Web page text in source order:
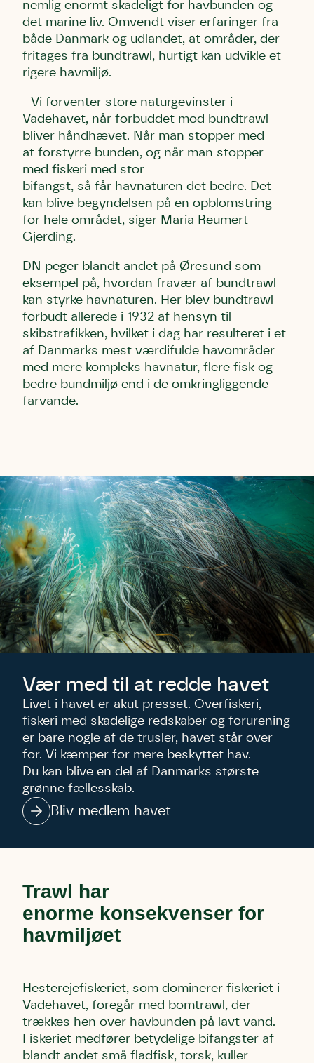
nemlig enormt skadeligt for havbunden og
det marine liv. Omvendt viser erfaringer fra
både Danmark og udlandet, at områder, der
fritages fra bundtrawl, hurtigt kan udvikle et
rigere havmiljø.
- Vi forventer store naturgevinster i
Vadehavet, når forbuddet mod bundtrawl
bliver håndhævet. Når man stopper med
at forstyrre bunden, og når man stopper
med fiskeri med stor
bifangst, så får havnaturen det bedre. Det
kan blive begyndelsen på en opblomstring
for hele området, siger Maria Reumert
Gjerding.
DN peger blandt andet på Øresund som
eksempel på, hvordan fravær af bundtrawl
kan styrke havnaturen. Her blev bundtrawl
forbudt allerede i 1932 af hensyn til
skibstrafikken, hvilket i dag har resulteret i et
af Danmarks mest værdifulde havområder
med mere kompleks havnatur, flere fisk og
bedre bundmiljø end i de omkringliggende
farvande.
Vær med til at redde havet
Livet i havet er akut presset. Overfiskeri,
fiskeri med skadelige redskaber og forurening
er bare nogle af de trusler, havet står over
for. Vi kæmper for mere beskyttet hav.
Du kan blive en del af Danmarks største
grønne fællesskab.
Bliv medlem havet
Trawl har
enorme konsekvenser for
havmiljøet
Hesterejefiskeriet, som dominerer fiskeriet i
Vadehavet, foregår med bomtrawl, der
trækkes hen over havbunden på lavt vand.
Fiskeriet medfører betydelige bifangster af
blandt andet små fladfisk, torsk, kuller
Telefon
Danmarks Naturfredningsforening må gerne kontakte mig
Telefon
Danmarks Naturfredningsforening må gerne kontakte mig
Telefon
Danmarks Naturfredningsforening må gerne kontakte mig